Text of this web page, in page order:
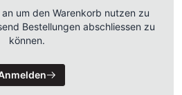
um den Warenkorb nutzen zu
Bestellungen abschliessen zu
können.